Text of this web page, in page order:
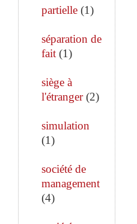
partielle (1)
séparation de
fait (1)
siège à
l'étranger(2)
simulation
(1)
société de
management
(4)